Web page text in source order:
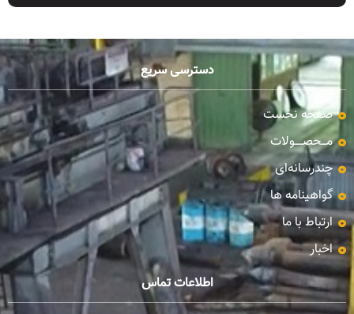
دسترسی سریع
صفحه نخست
مـــحصـــــولات
چندرسانه‌ای
گواهینامه ها
ارتباط با ما
اخبار
اطلاعات تماس